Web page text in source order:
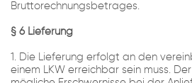
Bruttorechnungsbetrages.
§ 6 Lieferung
1. Die Lieferung erfolgt an den
einem LKW erreichbar sein muss.